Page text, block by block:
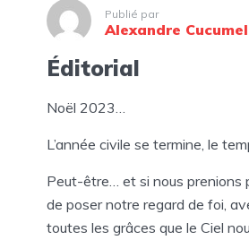
Publié par
Alexandre Cucumel
Éditorial
Noël 2023…
L’année civile se termine, le
Peut-être… et si nous prenions
de poser notre regard de foi,
toutes les grâces que le Ciel